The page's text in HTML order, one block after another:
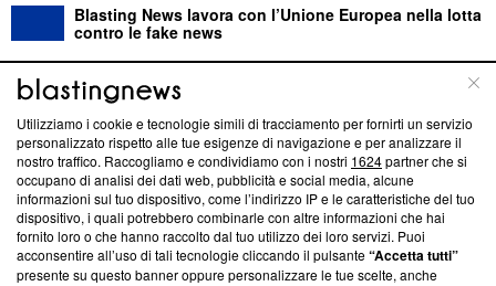
Blasting News lavora con l’Unione Europea nella lotta
contro le fake news
ABOUT LINEA EDITORIALE
Questa sezione offre informazioni trasparenti su Blasting
News, sui nostri processi editoriali e su come ci impegniamo a
creare news di qualità. Inoltre, afferma la nostra aderenza a
‘Trust Project - News with Integrity’Blasting News non è
ancora membro del programma, ma ha richiesto di farne
parte; Trust Project non ha ancora effettuato una verifica di
Utilizziamo i cookie e tecnologie simili di tracciamento per fornirti un servizio
personalizzato rispetto alle tue esigenze di navigazione e per analizzare il
nostro traffico. Raccogliamo e condividiamo con i nostri 1624partner che si
occupano di analisi dei dati web, pubblicità e social media, alcune
informazioni sul tuo dispositivo, come l’indirizzo IP e le caratteristiche del tuo
dispositivo, i quali potrebbero combinarle con altre informazioni che hai
fornito loro o che hanno raccolto dal tuo utilizzo dei loro servizi. Puoi
acconsentire all’uso di tali tecnologie cliccando il pulsante“Accetta tutti”
presente su questo banner oppure personalizzare le tue scelte, anche